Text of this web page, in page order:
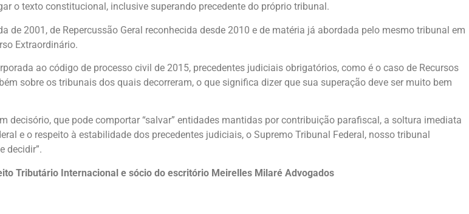
o texto constitucional, inclusive superando precedente do próprio tribunal.
2001, de Repercussão Geral reconhecida desde 2010 e de matéria já abordada pelo mesmo tribunal em
Extraordinário.
ao código de processo civil de 2015, precedentes judiciais obrigatórios, como é o caso de Recursos
sobre os tribunais dos quais decorreram, o que significa dizer que sua superação deve ser muito bem
decisório, que pode comportar “salvar” entidades mantidas por contribuição parafiscal, a soltura imediata
e o respeito à estabilidade dos precedentes judiciais, o Supremo Tribunal Federal, nosso tribunal
decidir”.
Tributário Internacional e sócio do escritório Meirelles Milaré Advogados